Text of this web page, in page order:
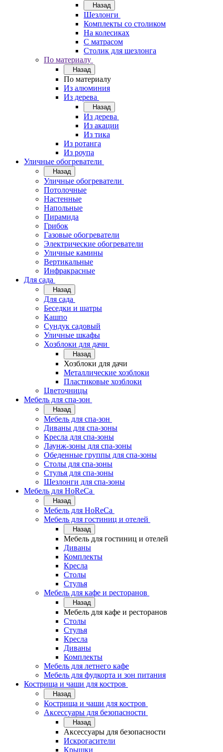
Назад
Шезлонги
Комплекты со столиком
На колесиках
С матрасом
Столик для шезлонга
По материалу
Назад
По материалу
Из алюминия
Из дерева
Назад
Из дерева
Из акации
Из тика
Из ротанга
Из роупа
Уличные обогреватели
Назад
Уличные обогреватели
Потолочные
Настенные
Напольные
Пирамида
Грибок
Газовые обогреватели
Электрические обогреватели
Уличные камины
Вертикальные
Инфракрасные
Для сада
Назад
Для сада
Беседки и шатры
Кашпо
Сундук садовый
Уличные шкафы
Хозблоки для дачи
Назад
Хозблоки для дачи
Металлические хозблоки
Пластиковые хозблоки
Цветочницы
Мебель для спа-зон
Назад
Мебель для спа-зон
Диваны для спа-зоны
Кресла для спа-зоны
Лаунж-зоны для спа-зоны
Обеденные группы для спа-зоны
Столы для спа-зоны
Стулья для спа-зоны
Шезлонги для спа-зоны
Мебель для HoReCa
Назад
Мебель для HoReCa
Мебель для гостиниц и отелей
Назад
Мебель для гостиниц и отелей
Диваны
Комплекты
Кресла
Столы
Стулья
Мебель для кафе и ресторанов
Назад
Мебель для кафе и ресторанов
Столы
Стулья
Кресла
Диваны
Комплекты
Мебель для летнего кафе
Мебель для фудкорта и зон питания
Кострища и чаши для костров
Назад
Кострища и чаши для костров
Аксессуары для безопасности
Назад
Аксессуары для безопасности
Искрогасители
Крышки